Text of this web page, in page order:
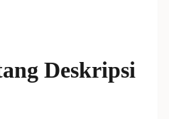
Deskripsi